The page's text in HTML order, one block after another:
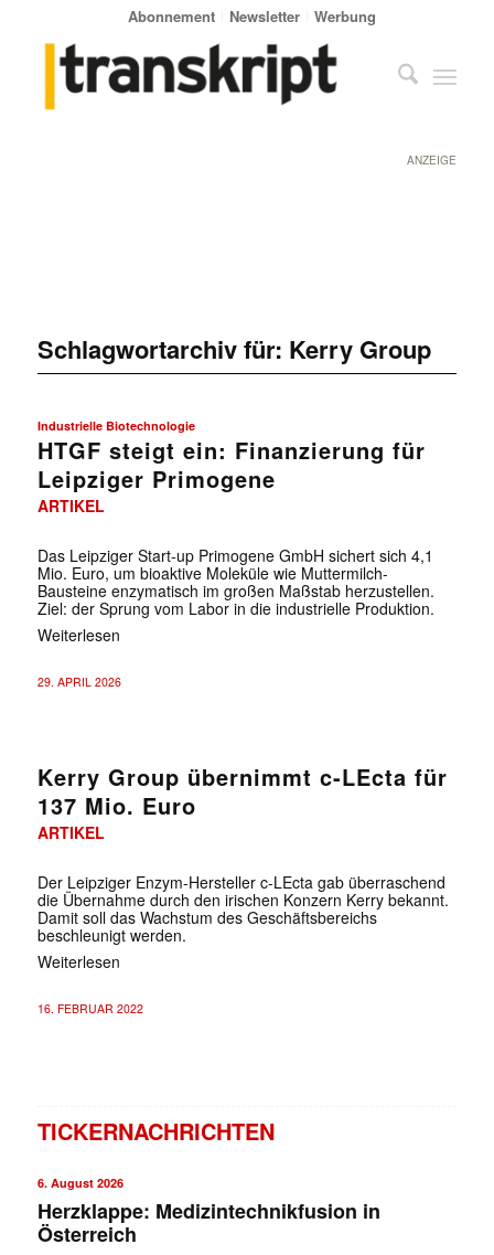
Abonnement Newsletter Werbung
ANZEIGE
Schlagwortarchiv für: Kerry Group
Industrielle Biotechnologie
HTGF steigt ein: Finanzierung für
Leipziger Primogene
ARTIKEL
Das Leipziger Start-up Primogene GmbH sichert sich 4,1
Mio. Euro, um bioaktive Moleküle wie Muttermilch-
Bausteine enzymatisch im großen Maßstab herzustellen.
Ziel: der Sprung vom Labor in die industrielle Produktion.
Weiterlesen
29. APRIL 2026
Kerry Group übernimmt c-LEcta für
137 Mio. Euro
ARTIKEL
Der Leipziger Enzym-Hersteller c-LEcta gab überraschend
die Übernahme durch den irischen Konzern Kerry bekannt.
Damit soll das Wachstum des Geschäftsbereichs
beschleunigt werden.
Weiterlesen
16. FEBRUAR 2022
TICKERNACHRICHTEN
6. August 2026
Herzklappe: Medizintechnikfusion in
Österreich